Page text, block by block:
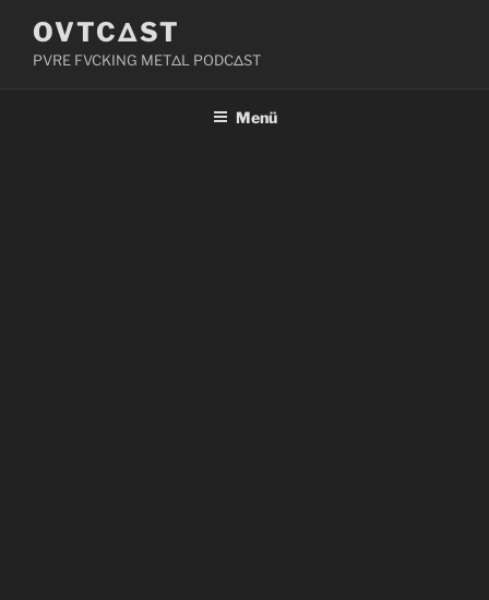
Inhalt
springen
OVTCΔST
PVRE FVCKING METΔL PODCΔST
Menü